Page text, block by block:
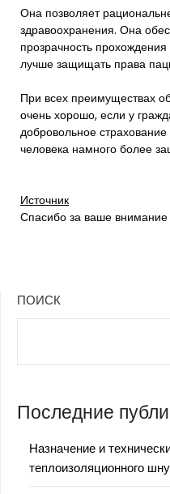
Она позволяет
здравоохранения. Она
прозрачность
лучше защищать права
При всех преимуществах
очень хорошо, если у
добровольное
человека намного более
Источник
Спасибо за ваше внимание
ПОИСК
Последние
Назначение и
теплоизоляционного